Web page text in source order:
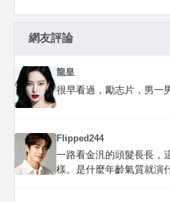
網友評論
龍皇
很早看過，勵志片，男一
Flipped244
一路看金汎的頭髮長長，
樣。是什麼年齡氣質就演